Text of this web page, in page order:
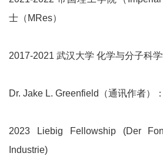
士（MRes）
2017-2021 武汉大学 化学与分子科
Dr. Jake L. Greenfield（通讯作者）：
2023 Liebig Fellowship (Der
Industrie)